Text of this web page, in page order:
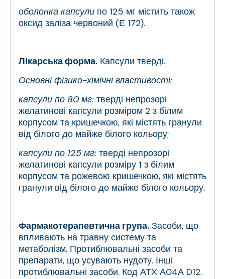
оболонка капсули по 125 мг містить також
оксид заліза червоний (Е 172).
Лікарська форма. Капсули тверді.
Основні фізико-хімічні властивості:
капсули по 80 мг: тверді непрозорі
желатинові капсули розміром 2 з білим
корпусом та кришечкою, які містять гранули
від білого до майже білого кольору;
капсули по 125 мг: тверді непрозорі
желатинові капсули розміру 1 з білим
корпусом та рожевою кришечкою, які містять
гранули від білого до майже білого кольору.
Фармакотерапевтична група. Засоби, що
впливають на травну систему та
метаболізм. Протиблювальні засоби та
препарати, що усувають нудоту. Інші
протиблювальні засоби. Код АТХ А04А D12.